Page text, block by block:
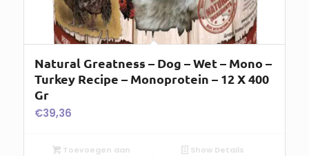
Natural Greatness – Dog – Wet – Mono –
Turkey Recipe – Monoprotein – 12 X 400
Gr
€39,36
Toevoegen aan
Show Details